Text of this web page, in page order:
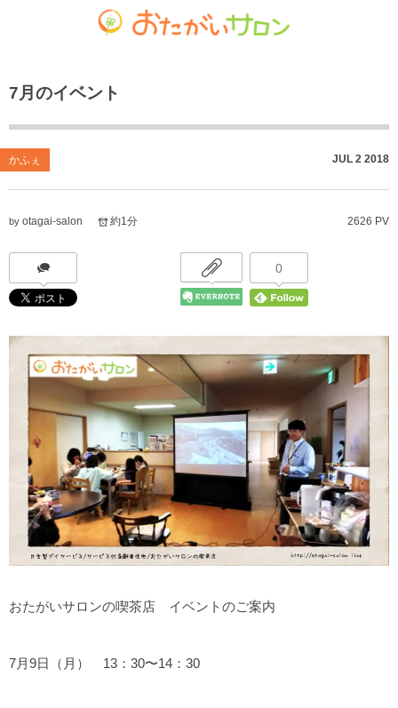
7月のイベント
かふぇ JUL 2 2018
by otagai-salon 2626 PV
約1分
0
おたがいサロンの喫茶店 イベントのご案内
7月9日（月） 13：30〜14：30
お知らせ
共生型デイサービス おたがいサロン
おたがいサロンの喫茶店（オレンジカフェ）
ごちゃまぜ食堂
就労継続支援 B型事業